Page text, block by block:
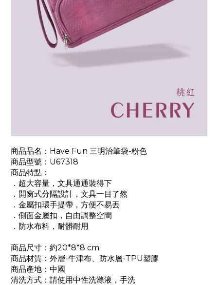
商品品名：Have Fun 三明治筆袋-粉色
商品型號：U67318
商品特點：
．超大容量，文具通通裝得下
．開窗式分隔設計，文具一目了然
．金屬扣環手提帶，方便不易丟
． 側面金屬扣，自由調整空間
．防水布料，耐髒耐用
商品尺寸：約20*8*8 cm
商品材質：外層-牛津布、防水層-TPU塑膠
商品產地：中國
清洗方式：請使用中性洗滌液，手洗